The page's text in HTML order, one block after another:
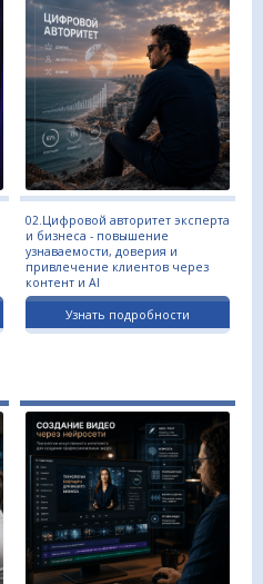
02.Цифровой авторитет эксперта
и бизнеса - повышение
узнаваемости, доверия и
привлечение клиентов через
контент и AI
Узнать подробности